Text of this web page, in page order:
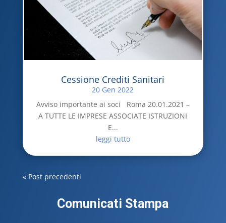
Cessione Crediti Sanitari
20 Gen 2022
Avviso importante ai soci Roma 20.01.2021 –
A TUTTE LE IMPRESE ASSOCIATE ISTRUZIONI
E...
leggi tutto
« Post precedenti
Comunicati Stampa